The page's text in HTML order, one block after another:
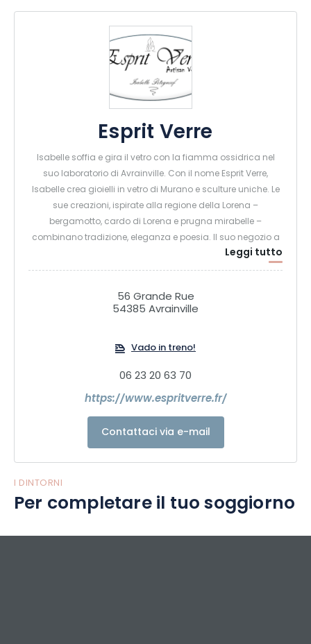
Esprit Verre
Isabelle soffia e gira il vetro con la fiamma ossidrica nel
suo laboratorio di Avrainville. Con il nome Esprit Verre,
Isabelle crea gioielli in vetro di Murano e sculture uniche. Le
sue creazioni, ispirate alla regione della Lorena –
bergamotto, cardo di Lorena e prugna mirabelle –
combinano tradizione, eleganza e poesia. Il suo negozio a
Pont à Mousson offre un’ampia selezione di prodotti basati
sulla sua esperienza.
Leggi tutto
56 Grande Rue
54385 Avrainville
Vado in treno!
06 23 20 63 70
https://www.espritverre.fr/
Contattaci via e-mail
I DINTORNI
Per completare il tuo soggiorno